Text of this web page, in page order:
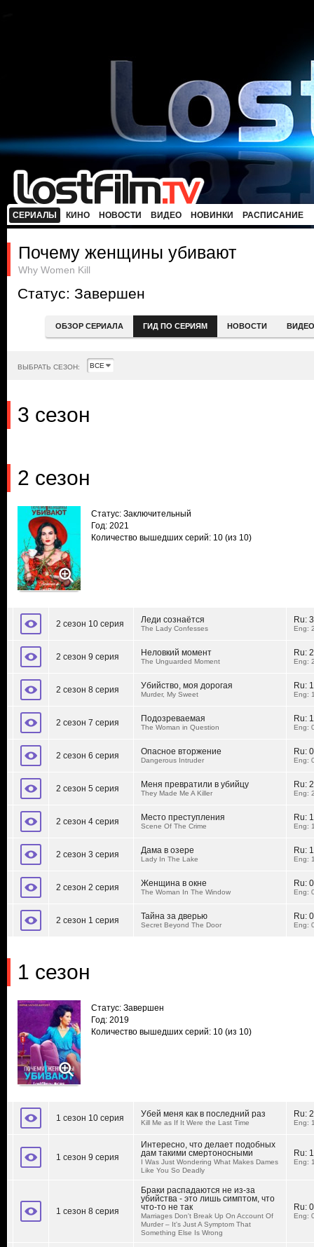
СЕРИАЛЫ КИНО НОВОСТИ ВИДЕО НОВИНКИ РАСПИСАНИЕ
Почему женщины убивают
Why Women Kill
Статус: Завершен
ОБЗОР СЕРИАЛА ГИД ПО СЕРИЯМ НОВОСТИ ВИДЕО
ВЫБРАТЬ СЕЗОН:
3 сезон
2 сезон
Статус: Заключительный
Год: 2021
Количество вышедших серий: 10 (из 10)
2 сезон 10 серия Леди сознаётся
The Lady Confesses
Ru:
Eng:
2 сезон 9 серия Неловкий момент
The Unguarded Moment
Ru:
Eng:
2 сезон 8 серия Убийство, моя дорогая
Murder, My Sweet
Ru:
Eng:
2 сезон 7 серия Подозреваемая
The Woman in Question
Ru:
Eng:
2 сезон 6 серия Опасное вторжение
Dangerous Intruder
Ru:
Eng:
2 сезон 5 серия Меня превратили в убийцу
They Made Me A Killer
Ru:
Eng:
2 сезон 4 серия Место преступления
Scene Of The Crime
Ru:
Eng:
2 сезон 3 серия Дама в озере
Lady In The Lake
Ru:
Eng:
2 сезон 2 серия Женщина в окне
The Woman In The Window
Ru:
Eng:
2 сезон 1 серия Тайна за дверью
Secret Beyond The Door
Ru:
Eng:
1 сезон
Статус: Завершен
Год: 2019
Количество вышедших серий: 10 (из 10)
1 сезон 10 серия Убей меня как в последний раз
Kill Me as If It Were the Last Time
Ru:
Eng:
1 сезон 9 серия
Интересно, что делает подобных
дам такими смертоносными
I Was Just Wondering What Makes Dames
Like You So Deadly
Ru:
Eng:
1 сезон 8 серия
Браки распадаются не из-за
убийства - это лишь симптом, что
что-то не так
Marriages Don't Break Up On Account Of
Murder – It's Just A Symptom That
Something Else Is Wrong
Ru:
Eng: